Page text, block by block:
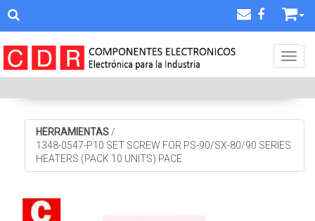
HERRAMIENTAS /
1348-0547-P10 SET SCREW FOR PS-90/SX-80/90 SERIES
HEATERS (PACK 10 UNITS) PACE